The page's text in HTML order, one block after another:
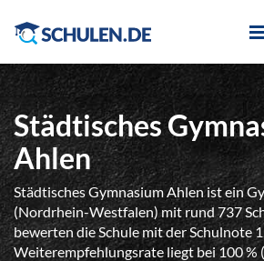
Städtisches
Ahlen
Städtisches Gymnasium Ahlen ist ein
(Nordrhein-Westfalen) mit rund 737
bewerten die Schule mit der Schulnote
Weiterempfehlungsrate liegt bei 100 %